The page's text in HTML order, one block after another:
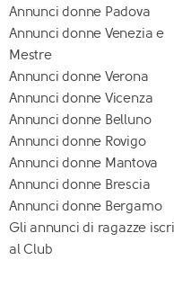
Annunci donne Padova
Annunci donne Venezia e
Mestre
Annunci donne Verona
Annunci donne Vicenza
Annunci donne Belluno
Annunci donne Rovigo
Annunci donne Mantova
Annunci donne Brescia
Annunci donne Bergamo
Gli annunci di ragazze
al Club